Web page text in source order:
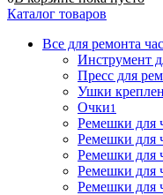
Каталог товаров
Все для ремонта
Инструмент
Пресс для
Ушки
Очки1
Ремешки для
Ремешки для
Ремешки для
Ремешки для
Ремешки для